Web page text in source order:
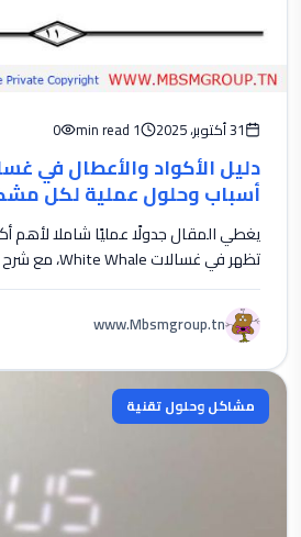
31 أكتوبر، 2025 1 min read
0
دليل الأكواد والأعطال في
أسباب وحلول عملية لكل
يغطي المقال جدولًا عمليًا شاملا لأهم
تظهر في غسالات White Whale، مع شرح مفصل لأسباب كل...
www.Mbsmgroup.tn
مشاكل وحلول تقنية